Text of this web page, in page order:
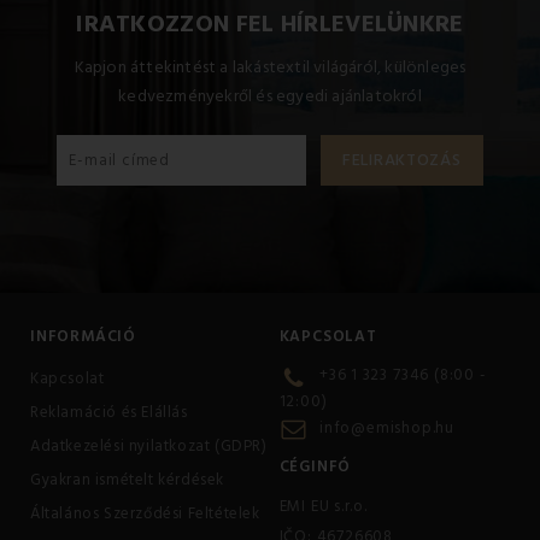
IRATKOZZON FEL HÍRLEVELÜNKRE
Kapjon áttekintést a lakástextil világáról, különleges
kedvezményekről és egyedi ajánlatokról
INFORMÁCIÓ
Kapcsolat
Reklamáció és Elállás
Adatkezelési nyilatkozat (GDPR)
Gyakran ismételt kérdések
Általános Szerződési Feltételek
KAPCSOLAT
+36 1 323 7346 (8:00 -
12:00)
info@emishop.hu
CÉGINFÓ
EMI EU s.r.o.